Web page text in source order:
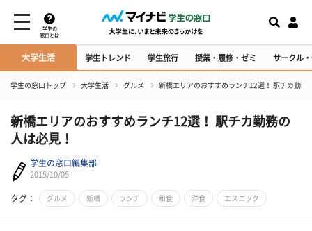
学生の
窓口とは
大学生活 学生トレンド 学生旅行 授業・履修・ゼミ サークル
学生の窓口トップ 大学生活 グルメ 新橋エリアのおすすめランチ12選！ 駅チカ勤務
新橋エリアのおすすめランチ12選！ 駅チカ勤務の
人は必見！
学生の窓口編集部
2015/10/05
タグ： グルメ 新橋 ランチ 和食 洋食 エスニック